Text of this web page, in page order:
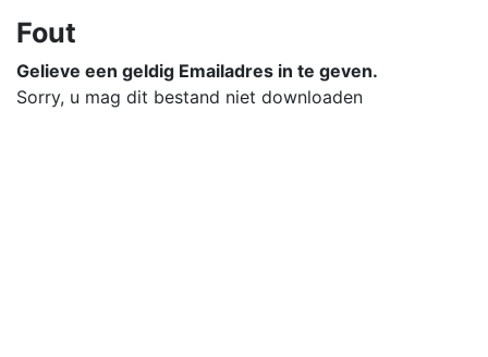
Fout
Gelieve een geldig Emailadres in te geven.
Sorry, u mag dit bestand niet downloaden